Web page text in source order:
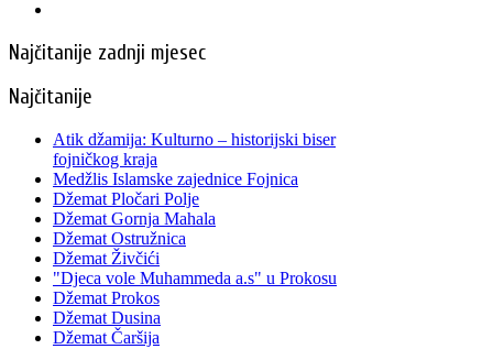
Najčitanije zadnji mjesec
Najčitanije
Atik džamija: Kulturno – historijski biser
fojničkog kraja
Medžlis Islamske zajednice Fojnica
Džemat Pločari Polje
Džemat Gornja Mahala
Džemat Ostružnica
Džemat Živčići
"Djeca vole Muhammeda a.s" u Prokosu
Džemat Prokos
Džemat Dusina
Džemat Čaršija